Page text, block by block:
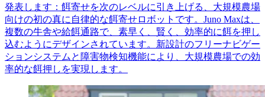
発表します：餌寄せを次のレベルに引き上げる、大規模農場
向けの初の真に自律的な餌寄せロボットです。Juno Maxは、
複数の牛舎や給餌通路で、素早く、賢く、効率的に餌を押し
込むようにデザインされています。新設計のフリーナビゲー
ションシステムと障害物検知機能により、大規模農場での効
率的な餌押しを実現します。